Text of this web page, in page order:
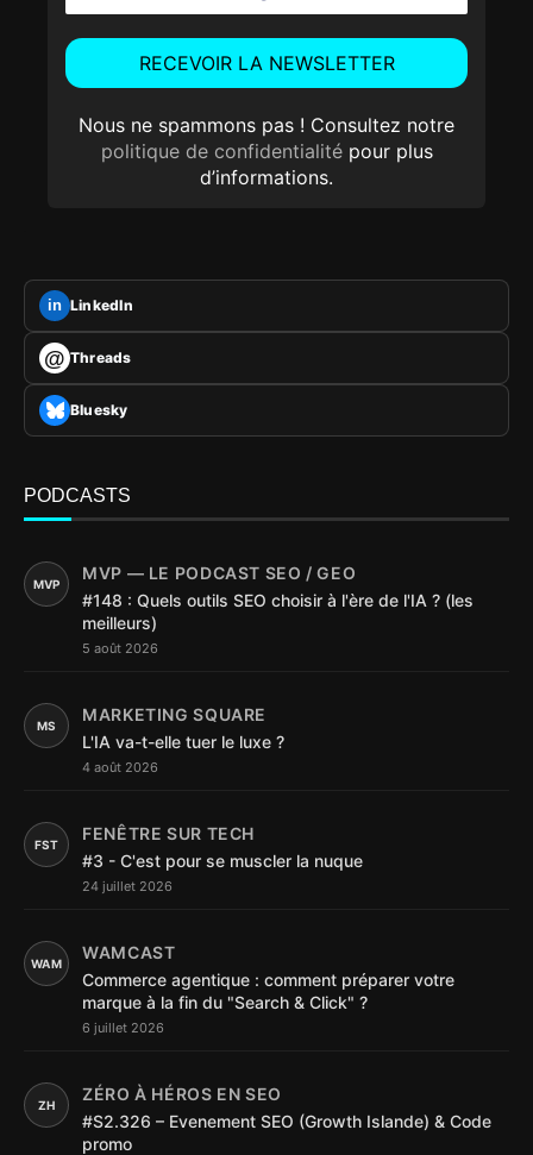
Nous ne spammons pas ! Consultez notre
politique de confidentialitépour plus
d’informations.
in LinkedIn
@ Threads
Bluesky
PODCASTS
MVP
MVP — LE PODCAST SEO / GEO
#148 : Quels outils SEO choisir à l'ère de l'IA ? (les
meilleurs)
5 août 2026
MS
MARKETING SQUARE
L'IA va-t-elle tuer le luxe ?
4 août 2026
FST
FENÊTRE SUR TECH
#3 - C'est pour se muscler la nuque
24 juillet 2026
WAM
WAMCAST
Commerce agentique : comment préparer votre
marque à la fin du "Search & Click" ?
6 juillet 2026
ZH
ZÉRO À HÉROS EN SEO
#S2.326 – Evenement SEO (Growth Islande) & Code
promo